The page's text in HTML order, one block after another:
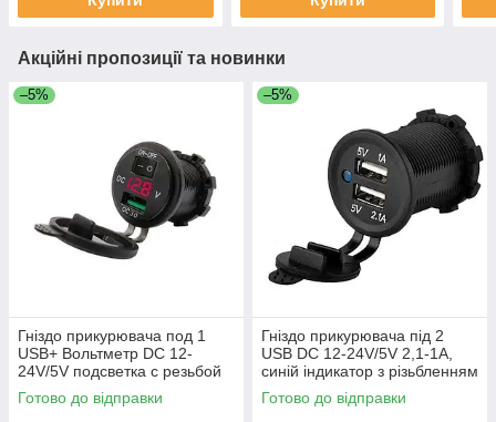
Акційні пропозиції та новинки
–5%
Гніздо прикурювача под 1
USB+ Вольтметр DC 12-
24V/5V подсветка с резьбой
P-10 Red QC 3.0
(выключатель)
Готово до відправки
–5%
Гніздо прикурювача під 2
USB DC 12-24V/5V 2,1-1A,
синій індикатор з різьбленням
Готово до відправки